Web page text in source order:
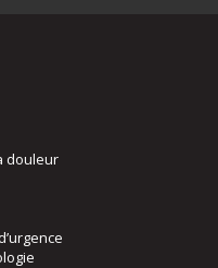
douleur